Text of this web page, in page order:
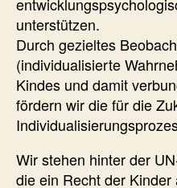
unterstützen.
Durch gezieltes
(individualisierte
Kindes und damit
fördern wir die für die
Wir stehen hinter der
die ein Recht der